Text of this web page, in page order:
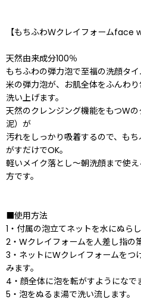
【もちふわＷクレイフォームface
天然由来成分100％
もちふわの弾力泡で至福の洗顔タ
米の弾力泡が、お肌全体をふんわ
洗い上げます。
天然のクレンジング機能をもつW
泥）が
汚れをしっかり吸着するので、も
がすだけでOK。
軽いメイク落とし〜朝洗顔まで使
方です。
■使用方法
1・付属の泡立てネットを水にぬらし
2・Wクレイフォームを人差し指の
3・ネットにWクレイフォームをつ
みます。
4・顔全体に泡を転がすようになで
5・泡をぬるま湯で洗い流します。